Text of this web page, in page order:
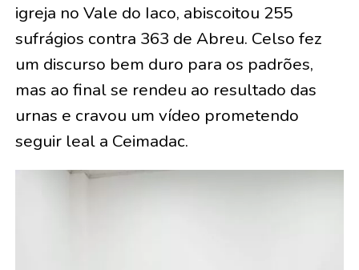
igreja no Vale do Iaco, abiscoitou 255
sufrágios contra 363 de Abreu. Celso fez
um discurso bem duro para os padrões,
mas ao final se rendeu ao resultado das
urnas e cravou um vídeo prometendo
seguir leal a Ceimadac.